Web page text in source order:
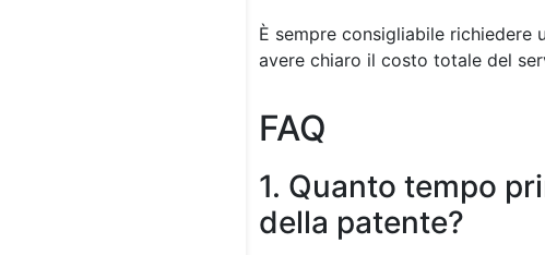
È sempre consigliabile richiedere
avere chiaro il costo totale del
FAQ
1. Quanto tempo
della patente?